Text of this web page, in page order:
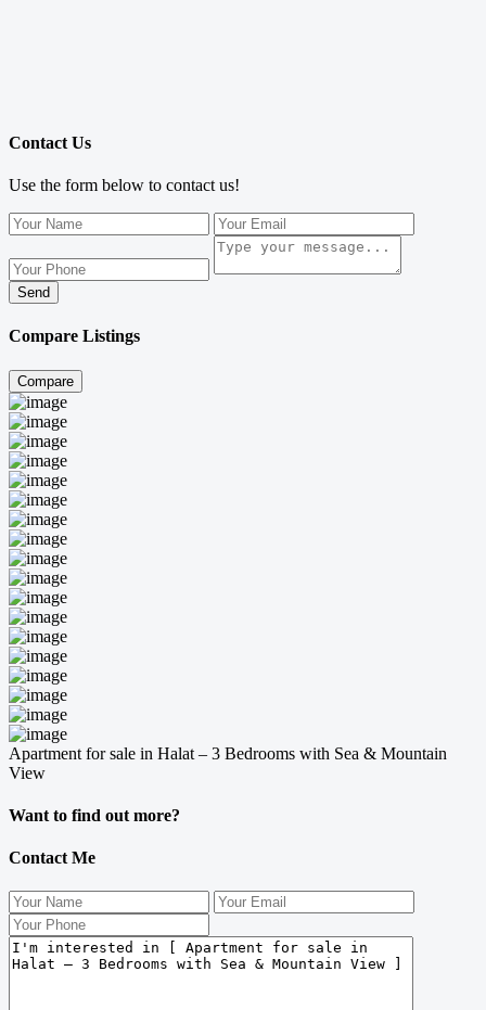
Contact Us
Use the form below to contact us!
Send
Compare Listings
Compare
Apartment for sale in Halat – 3 Bedrooms with Sea & Mountain
View
Want to find out more?
Contact Me